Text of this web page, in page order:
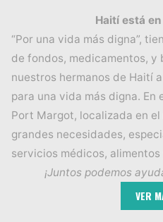
Haití está
“Por una vida más digna”,
de fondos, medicamentos, y
nuestros hermanos de Haití
para una vida más digna. En
Port Margot, localizada en
grandes necesidades,
servicios médicos,
¡Juntos podemos